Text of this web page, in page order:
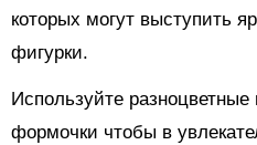
которых могут выступить
фигурки.
Используйте
формочки чтобы в